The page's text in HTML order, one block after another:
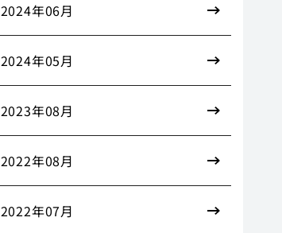
2024年06月
2024年05月
2023年08月
2022年08月
2022年07月